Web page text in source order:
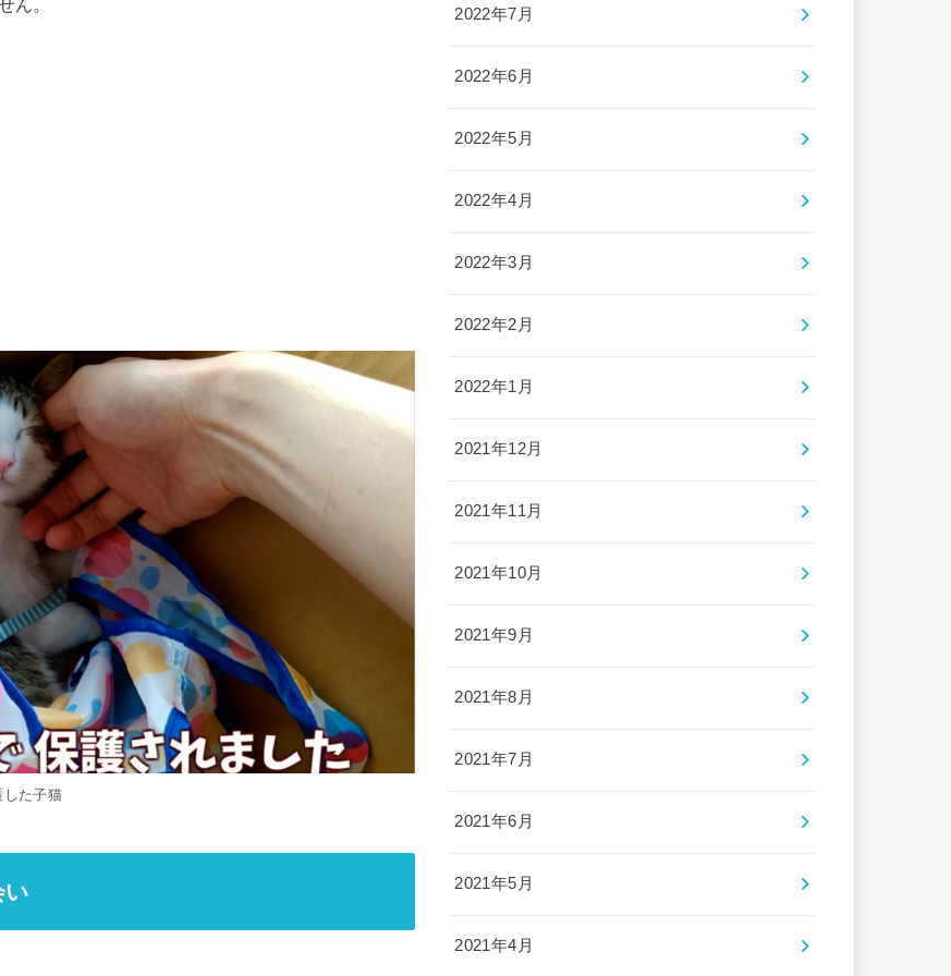
ん。
した子猫
い
2022年7月
2022年6月
2022年5月
2022年4月
2022年3月
2022年2月
2022年1月
2021年12月
2021年11月
2021年10月
2021年9月
2021年8月
2021年7月
2021年6月
2021年5月
2021年4月